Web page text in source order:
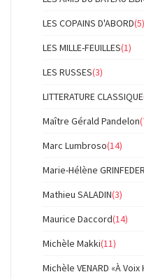
LES COPAINS D'ABORD(5)
LES MILLE-FEUILLES(1)
LES RUSSES(3)
LITTERATURE CLASSIQUE
Maître Gérald Pandelon
Marc Lumbroso(14)
Marie-Hélène GRINFEDER
Mathieu SALADIN(3)
Maurice Daccord(14)
Michèle Makki(11)
Michèle VENARD «À